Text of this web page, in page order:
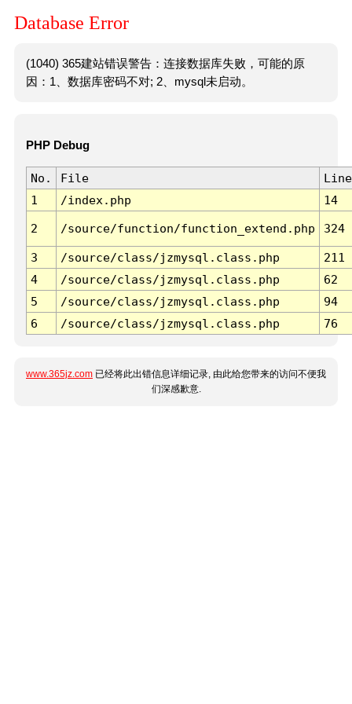
Database Error
(1040) 365建站错误警告：连接数据库失败，可能的原
因：1、数据库密码不对; 2、mysql未启动。
PHP Debug
No. File
Line
1
/index.php 14
2 /source/function/function_extend.php 324
3 /source/class/jzmysql.class.php
211
4
/source/class/jzmysql.class.php
62
5
/source/class/jzmysql.class.php
94
6
/source/class/jzmysql.class.php 76
www.365jz.com 已经将此出错信息详细记录, 由此给您带来的访问不便我
们深感歉意.